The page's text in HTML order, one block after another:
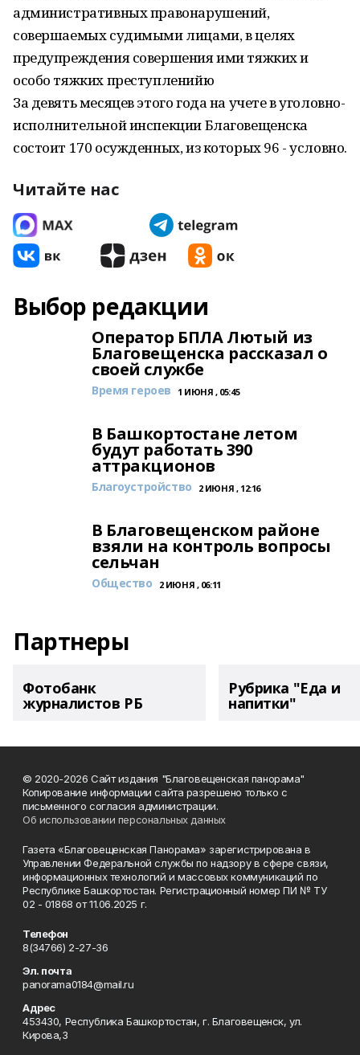
административных правонарушений,
совершаемых судимыми лицами, в целях
предупреждения совершения ими тяжких и
особо тяжких преступленийю
За девять месяцев этого года на учете в уголовно-
исполнительной инспекции Благовещенска
состоит 170 осужденных, из которых 96 - условно.
Читайте нас
Выбор редакции
Оператор БПЛА Лютый из
Благовещенска рассказал о
своей службе
Время героев 1 ИЮНЯ , 05:45
В Башкортостане летом
будут работать 390
аттракционов
Благоустройство 2 ИЮНЯ , 12:16
В Благовещенском районе
взяли на контроль вопросы
сельчан
Общество 2 ИЮНЯ , 06:11
Партнеры
Фотобанк
журналистов РБ
Рубрика "Еда и
напитки"
© 2020-2026 Сайт издания "Благовещенская панорама"
Копирование информации сайта разрешено только с
письменного согласия администрации.
Об использовании персональных данных
Газета «Благовещенская Панорама» зарегистрирована в
Управлении Федеральной службы по надзору в сфере связи,
информационных технологий и массовых коммуникаций по
Республике Башкортостан. Регистрационный номер ПИ № ТУ
02 - 01868 от 11.06.2025 г.
Телефон
8(34766) 2-27-36
Эл. почта
panorama0184@mail.ru
Адрес
453430, Республика Башкортостан, г. Благовещенск, ул.
Кирова,3